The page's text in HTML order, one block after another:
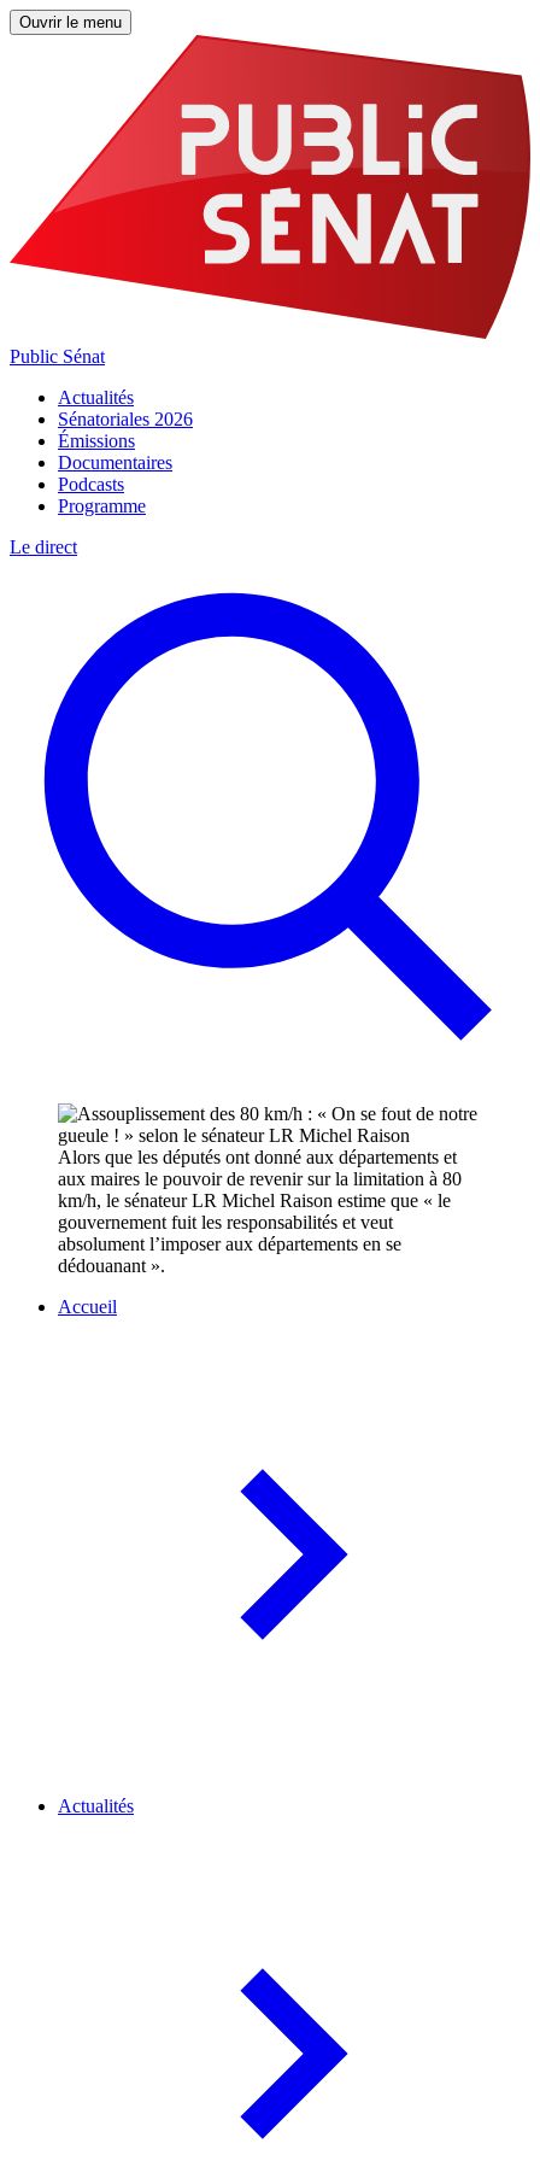
Ouvrir le menu
Public Sénat
Actualités
Sénatoriales 2026
Émissions
Documentaires
Podcasts
Programme
Le direct
Alors que les députés ont donné aux départements et
aux maires le pouvoir de revenir sur la limitation à 80
km/h, le sénateur LR Michel Raison estime que « le
gouvernement fuit les responsabilités et veut
absolument l’imposer aux départements en se
dédouanant ».
Accueil
Actualités